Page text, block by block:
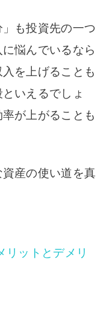
も投資先の一つ
悩んでいるなら
を上げることも
いえるでしょ
が上がることも
産の使い道を真
リットとデメリ